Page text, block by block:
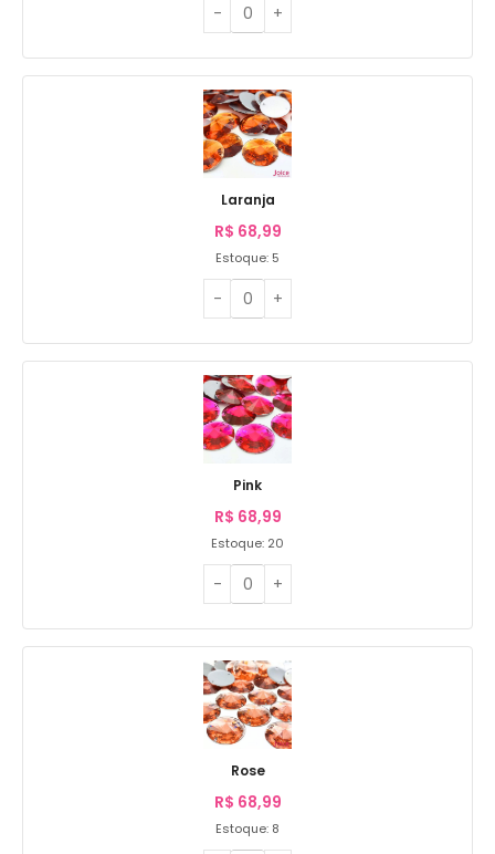
Laranja
R$ 68,99
Estoque: 5
Pink
R$ 68,99
Estoque: 20
Rose
R$ 68,99
Estoque: 8